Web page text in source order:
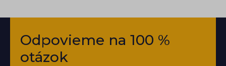
Odpovieme na 100 %
otázok